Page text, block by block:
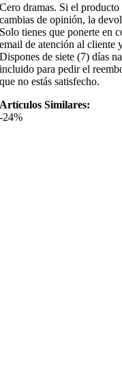
Cero dramas. Si el
cambias de opinión, la
Solo tienes que ponerte en
email de atención al cliente
Dispones de siete (7) días
incluido para pedir el
que no estás satisfecho.
Artículos Similares:
-24%